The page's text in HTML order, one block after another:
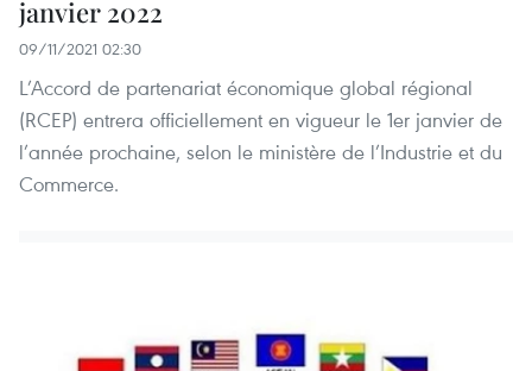
janvier 2022
09/11/2021 02:30
L’Accord de partenariat économique global régional
(RCEP) entrera officiellement en vigueur le 1er janvier de
l’année prochaine, selon le ministère de l’Industrie et du
Commerce.